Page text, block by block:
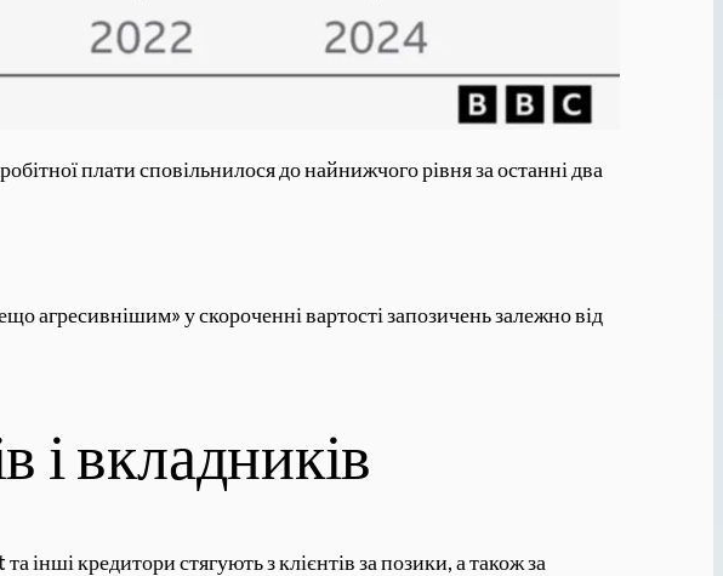
плати сповільнилося до найнижчого рівня за останні два
агресивнішим» у скороченні вартості запозичень залежно від
і вкладників
кредитори стягують з клієнтів за позики, а також за